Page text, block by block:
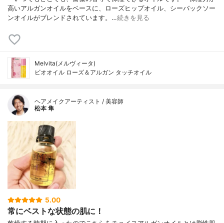
高いアルガンオイルをベースに、ローズヒップオイル、シーバックソー
ンオイルがブレンドされています。…続きを見る
Melvita(メルヴィータ)
ビオオイル ローズ＆アルガン タッチオイル
ヘアメイクアーティスト / 美容師
松本 隼
5.00
常にベストな状態の肌に！